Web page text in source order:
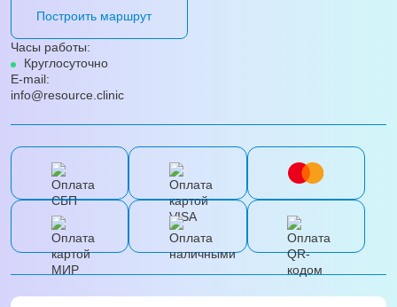
Построить маршрут
Часы работы:
Круглосуточно
E-mail:
info@resource.clinic